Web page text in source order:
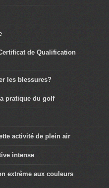
de Qualification
les blessures?
pratique du golf
activité de plein air
intense
extrême aux couleurs